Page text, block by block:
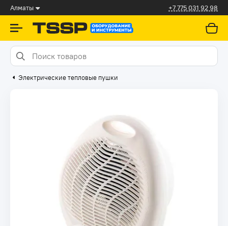
Алматы +7 775 031 92 98
Электрические тепловые пушки